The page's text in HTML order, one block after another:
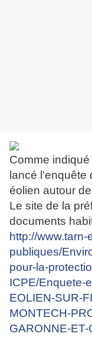
Comme
lancé l'enquête
éolien autour
Le site de la
documents
http://
publiques/
pour-la-
ICPE/Enquete-
EOLIEN-SUR-
MONTECH-
GARONNE-